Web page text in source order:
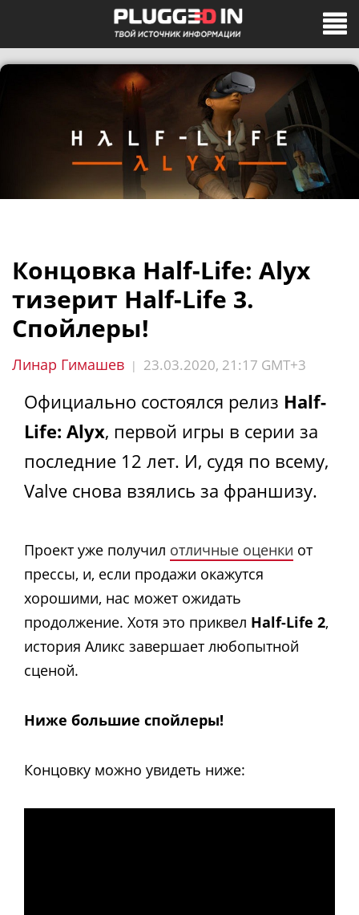
Концовка Half-Life: Alyx
тизерит Half-Life 3.
Спойлеры!
Линар Гимашев | 23.03.2020, 21:17 GMT+3
Официально состоялся релиз Half-
Life: Alyx, первой игры в серии за
последние 12 лет. И, судя по всему,
Valve снова взялись за франшизу.
Проект уже получил отличные оценки от
прессы, и, если продажи окажутся
хорошими, нас может ожидать
продолжение. Хотя это приквел Half-Life 2,
история Аликс завершает любопытной
сценой.
Ниже большие спойлеры!
Концовку можно увидеть ниже: